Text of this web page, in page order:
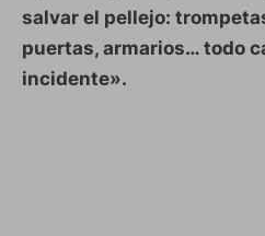
salvar el pellejo:
puertas, armarios… todo
incidente».